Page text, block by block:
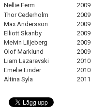
Nellie Ferm
2009
Thor Cederholm
2009
Max Andersson
2009
Elliott Skanby
2009
Melvin Liljeberg
2009
Olof Marklund
2009
Liam Lazarevski
2010
Emelie Linder
2010
Altina Syla
2011